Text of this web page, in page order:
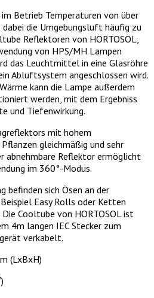
Betrieb Temperaturen von über
die Umgebungsluft häufig zu
Reflektoren von HORTOSOL,
von HPS/MH Lampen
das Leuchtmittel in eine Glasröhre
Abluftsystem angeschlossen wird.
kann die Lampe außerdem
werden, mit dem Ergebniss
und Tiefenwirkung.
mit hohem
gleichmäßig und sehr
abnehmbare Reflektor ermöglicht
im 360°-Modus.
befinden sich Ösen an der
Easy Rolls oder Ketten
Cooltube von HORTOSOL ist
4m langen IEC Stecker zum
verkabelt.
(LxBxH)